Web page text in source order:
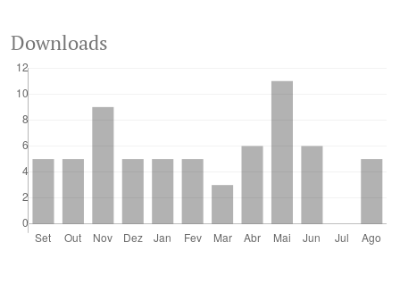
Downloads